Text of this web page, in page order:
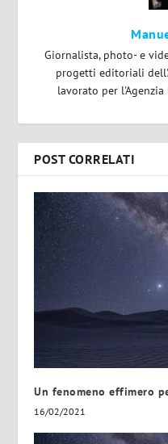
Giornalista, photo- e
progetti editoriali
lavorato per
POST CORRELATI
Un fenomeno effimero
16/02/2021